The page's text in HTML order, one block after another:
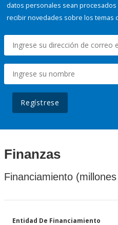
datos personales sean
recibir novedades sobre los temas
Regístrese
Finanzas
Financiamiento
Entidad De Financiamiento